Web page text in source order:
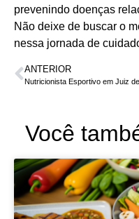
prevenindo doenças
Não deixe de buscar o
nessa jornada de
ANTERIOR
Você